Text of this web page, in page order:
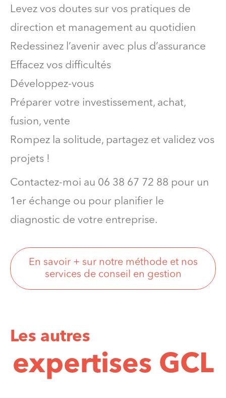
Levez vos doutes sur vos pratiques de
direction et management au quotidien
Redessinez l’avenir avec plus d’assurance
Effacez vos difficultés
Développez-vous
Préparer votre investissement, achat,
fusion, vente
Rompez la solitude, partagez et validez vos
projets !
Contactez-moi au 06 38 67 72 88 pour un
1er échange ou pour planifier le
diagnostic de votre entreprise.
En savoir + sur notre méthode et nos
services de conseil en gestion
Les autres
expertises GCL